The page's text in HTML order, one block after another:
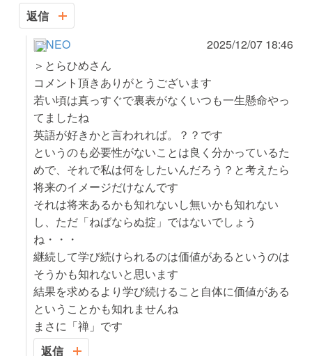
返信
NEO
2025/12/07 18:46
＞とらひめさん
コメント頂きありがとうございます
若い頃は真っすぐで裏表がなくいつも一生懸命やっ
てましたね
英語が好きかと言われれば。？？です
というのも必要性がないことは良く分かっているた
めで、それで私は何をしたいんだろう？と考えたら
将来のイメージだけなんです
それは将来あるかも知れないし無いかも知れない
し、ただ「ねばならぬ掟」ではないでしょう
ね・・・
継続して学び続けられるのは価値があるというのは
そうかも知れないと思います
結果を求めるより学び続けること自体に価値がある
ということかも知れませんね
まさに「禅」です
返信